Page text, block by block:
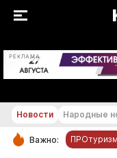
РЕКЛАМА
Новости Народные
Важно: ПРОтуризм